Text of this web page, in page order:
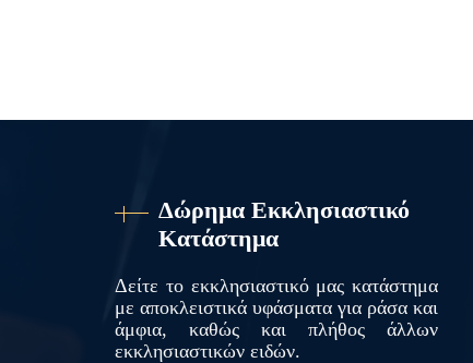
Δώρημα Εκκλησιαστικό
Κατάστημα
Δείτε το εκκλησιαστικό μας κατάστημα
με αποκλειστικά υφάσματα για ράσα και
άμφια, καθώς και πλήθος άλλων
εκκλησιαστικών ειδών.